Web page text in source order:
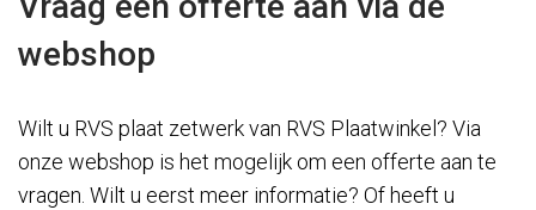
webshop
Wilt u RVS plaat zetwerk van RVS Plaatwinkel? Via
onze webshop is het mogelijk om een offerte aan te
vragen. Wilt u eerst meer informatie? Of heeft u